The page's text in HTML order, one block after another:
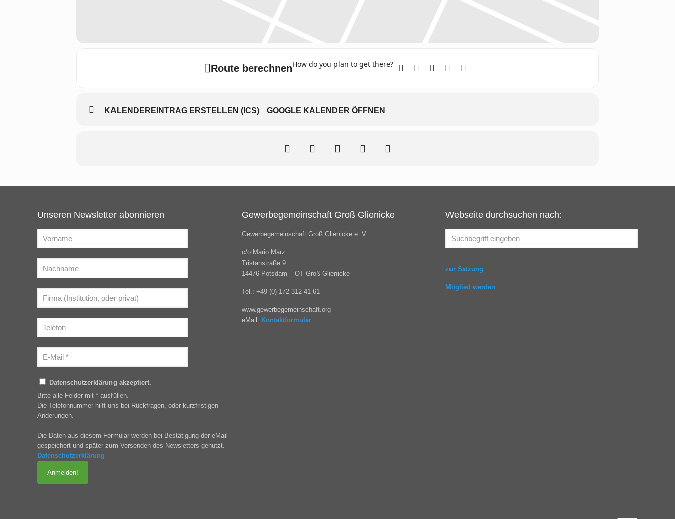
Route berechnenHow do you plan to get there?
KALENDEREINTRAG ERSTELLEN (ICS) GOOGLE KALENDER ÖFFNEN
Unseren Newsletter abonnieren
Datenschutzerklärung akzeptiert.
Bitte alle Felder mit * ausfüllen.
Die Telefonnummer hilft uns bei Rückfragen, oder kurzfristigen
Änderungen.
Die Daten aus diesem Formular werden bei Bestätigung der eMail
gespeichert und später zum Versenden des Newsletters genutzt.
Datenschutzerklärung
Gewerbegemeinschaft Groß Glienicke
Gewerbegemeinschaft Groß Glienicke e. V.
c/o Mario März
Tristanstraße 9
14476 Potsdam – OT Groß Glienicke
Tel.: +49 (0) 172 312 41 61
www.gewerbegemeinschaft.org
eMail: Kontaktformular
Webseite durchsuchen nach:
zur Satzung
Mitglied werden